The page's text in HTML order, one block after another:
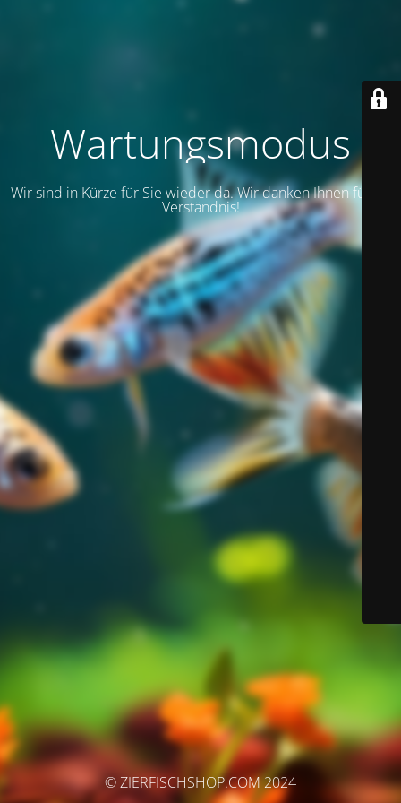
Wartungsmodus
Wir sind in Kürze für Sie wieder da. Wir danken Ihnen für Ihr
Verständnis!
© ZIERFISCHSHOP.COM 2024